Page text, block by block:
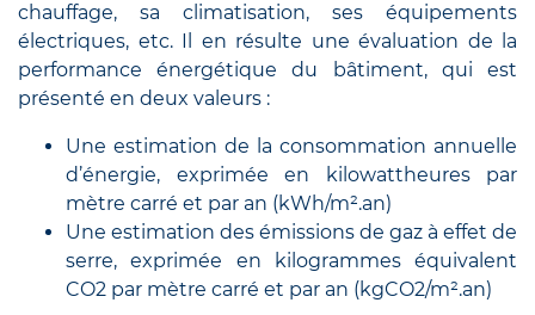
chauffage, sa climatisation, ses équipements
électriques, etc. Il en résulte une évaluation de la
performance énergétique du bâtiment, qui est
présenté en deux valeurs :
Une estimation de la consommation annuelle
d’énergie, exprimée en kilowattheures par
mètre carré et par an (kWh/m².an)
Une estimation des émissions de gaz à effet de
serre, exprimée en kilogrammes équivalent
CO2 par mètre carré et par an (kgCO2/m².an)